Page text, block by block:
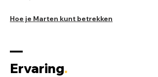
Hoe je Marten kunt betrekken
––
Ervaring.